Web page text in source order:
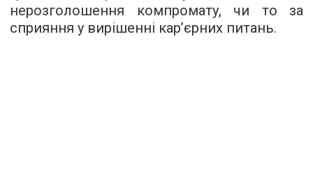
нерозголошення компромату, чи то за
сприяння у вирішенні кар’єрних питань.